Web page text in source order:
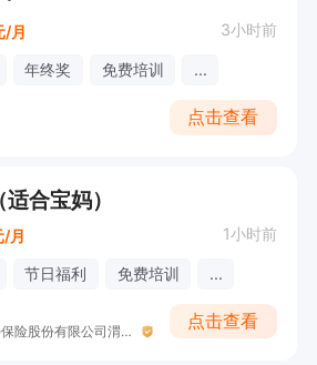
/月 3小时前
年终奖 免费培训 ...
点击查看
合宝妈）
/月 1小时前
节日福利 免费培训 ...
中国太平洋人寿保险股份有限公司渭南中心支公司
点击查看